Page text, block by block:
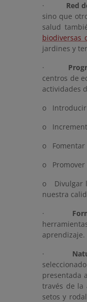
· Red
sino que
salud
biodiversas
jardines y
·
centros de
actividades
o Introducir
o
o Fomentar
o Promover
o Divulgar
nuestra
·
aprendizaje.
·
presentada
través de la
setos y